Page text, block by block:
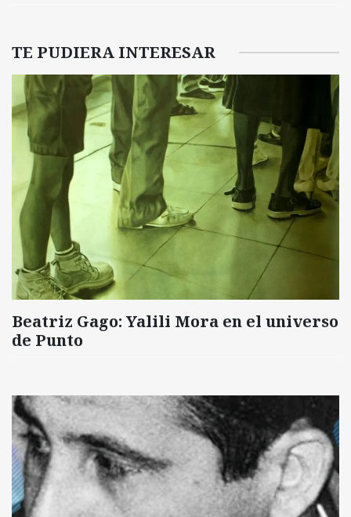
TE PUDIERA INTERESAR
Beatriz Gago: Yalili Mora en el universo
de Punto